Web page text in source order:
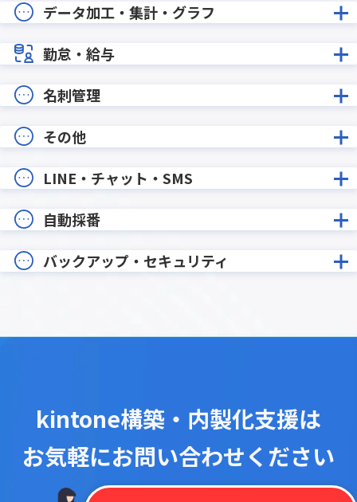
データ加工・集計・グラフ
勤怠・給与
名刺管理
その他
LINE・チャット・SMS
自動採番
バックアップ・セキュリティ
kintone構築・内製化支援は
お気軽にお問い合わせください